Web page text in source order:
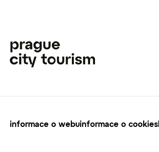
informace o webuinformace o cookies